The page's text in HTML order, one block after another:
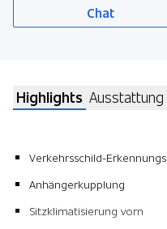
Chat
Highlights Ausstattung
Verkehrsschild-
Anhängerkupplung
Sitzklimatisierung vorn